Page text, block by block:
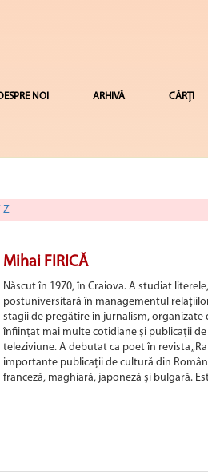
NOI ARHIVĂ CĂRȚI
Z
Mihai FIRICĂ
Născut în 1970, în Craiova. A studiat
postuniversitară în managementul
stagii de pregătire în jurnalism, organizate
înființat mai multe cotidiane și publicații
teleziviune. A debutat ca poet în revista
importante publicații de cultură din
franceză, maghiară, japoneză și bulgară.